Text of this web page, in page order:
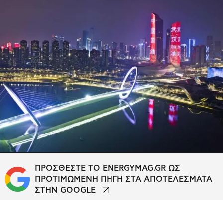
ΠΡΟΣΘΕΣΤΕ ΤΟ ENERGYMAG.GR ΩΣ
ΠΡΟΤΙΜΩΜΕΝΗ ΠΗΓΗ ΣΤΑ ΑΠΟΤΕΛΕΣΜΑΤΑ
ΣΤΗΝ GOOGLE